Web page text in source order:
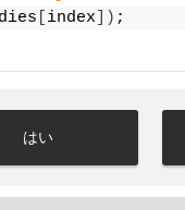
index ]) ;
はい